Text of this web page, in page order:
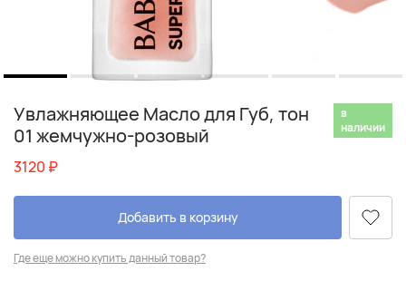
Увлажняющее Масло для Губ, тон
01 жемчужно-розовый
в
наличии
3120 ₽
Добавить в корзину
Где еще можно купить данный товар?